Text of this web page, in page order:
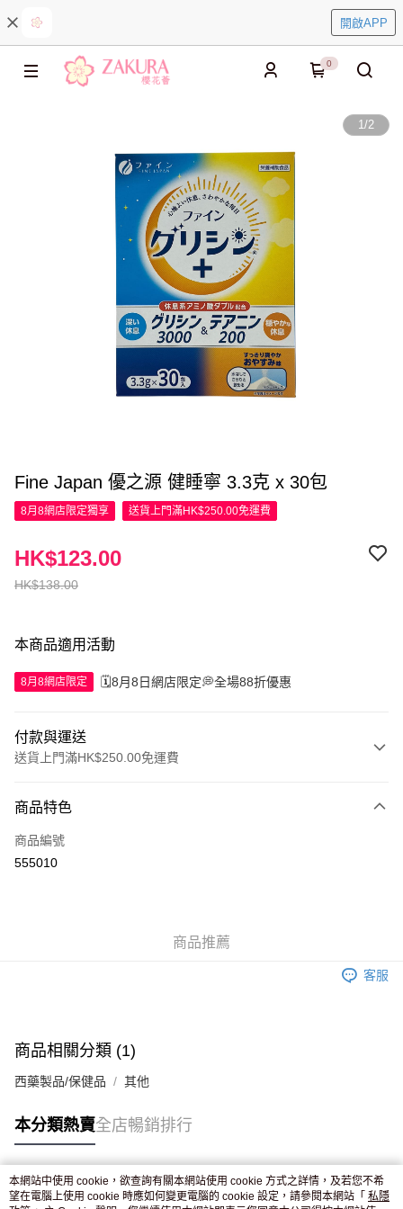
開啟APP
0
1/2
Fine Japan 優之源 健睡寧 3.3克 x 30包
8月8網店限定獨享 送貨上門滿HK$250.00免運費
HK$138.00
HK$123.00
本商品適用活動
8月8網店限定 🗓️8月8日網店限定💭全場88折優惠
付款與運送
送貨上門滿HK$250.00免運費
信用卡
Apple Pay
付款後門市自取，訂單確認後2-4個工作天到店，7天內取。逾期後
商品特色
商品編號
555010
商品推薦
客服
商品相關分類 (1)
西藥製品/保健品 其他
本分類熱賣全店暢銷排行
熱門標籤
本網站中使用 cookie，欲查詢有關本網站使用 cookie 方式之詳情，及若您不希
望在電腦上使用 cookie 時應如何變更電腦的 cookie 設定，請參閱本網站「 私隱